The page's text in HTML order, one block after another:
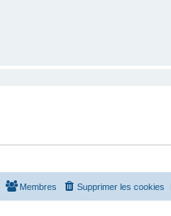
Supprimer les cookies
Membres